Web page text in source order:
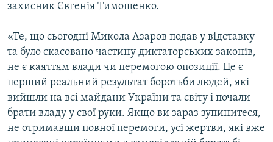
захисник Євгенія Тимошенко.
«Те, що сьогодні Микола Азаров подав у відставку
та було скасовано частину диктаторських законів,
не є каяттям влади чи перемогою опозиції. Це є
перший реальний результат боротьби людей, які
вийшли на всі майдани України та світу і почали
брати владу у свої руки. Якщо ви зараз зупинитеся,
не отримавши повної перемоги, усі жертви, які вже